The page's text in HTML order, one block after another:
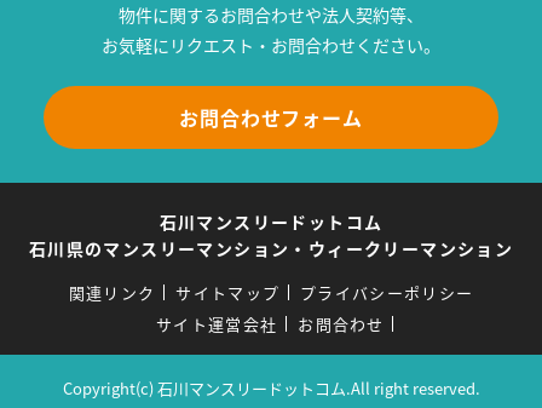
物件に関するお問合わせや法人契約等、
お気軽にリクエスト・お問合わせください。
お問合わせフォーム
石川マンスリードットコム
石川県のマンスリーマンション・ウィークリーマンション
関連リンク サイトマップ
プライバシーポリシー
サイト運営会社
お問合わせ
Copyright(c) 石川マンスリードットコム.All right reserved.